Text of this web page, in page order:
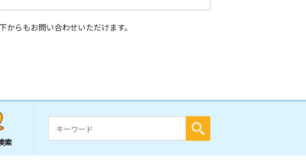
らもお問い合わせいただけます。
索